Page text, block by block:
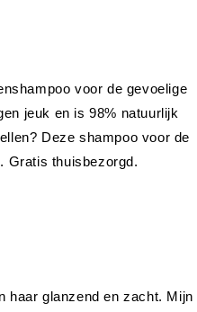
haar glanzend en zacht. Mijn